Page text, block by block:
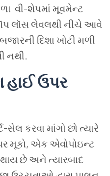
વી-શેપમાં મૂવમેન્ટ
લૉસલેવલથી નીચે આવે
બજારની દિશા ખોટી મળી
નથી.
હાઈઉપર
સેલકરવા માંગો છો ત્યારે
મૂકો, એક એવોપોઇન્ટ
થાય છે અને ત્યારબાદ